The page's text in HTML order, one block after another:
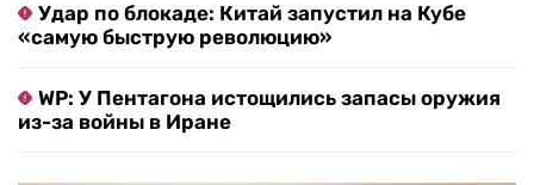
Удар по блокаде: Китай запустил на Кубе
«самую быструю революцию»
WP: У Пентагона истощились запасы оружия
из-за войны в Иране